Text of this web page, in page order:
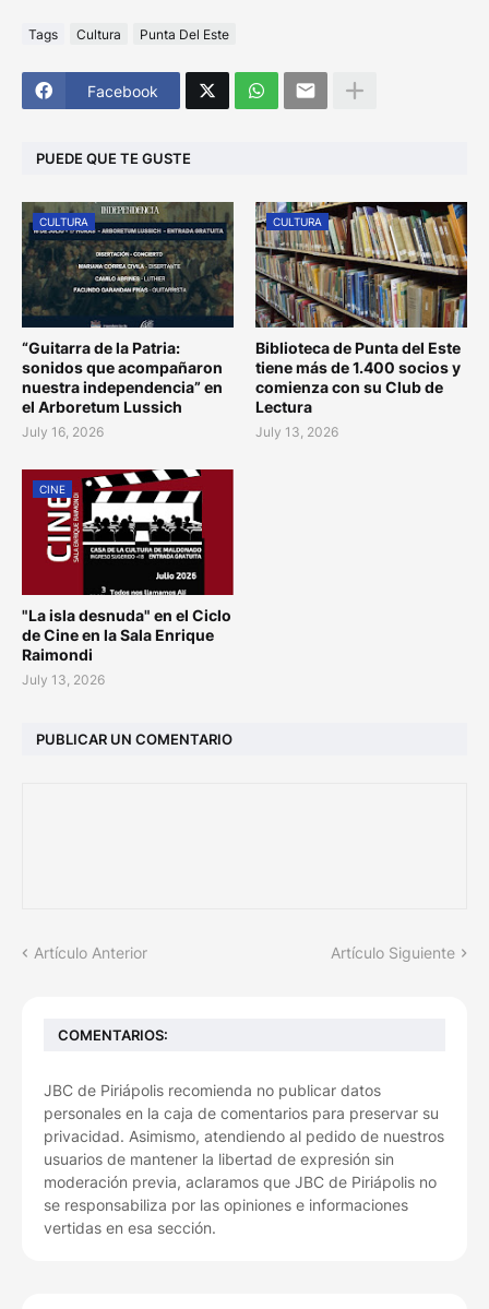
Tags Cultura Punta Del Este
Facebook
PUEDE QUE TE GUSTE
CULTURA
“Guitarra de la Patria:
sonidos que acompañaron
nuestra independencia” en
el Arboretum Lussich
July 16, 2026
CULTURA
Biblioteca de Punta del Este
tiene más de 1.400 socios y
comienza con su Club de
Lectura
July 13, 2026
CINE
"La isla desnuda" en el Ciclo
de Cine en la Sala Enrique
Raimondi
July 13, 2026
PUBLICAR UN COMENTARIO
Artículo Anterior Artículo Siguiente
COMENTARIOS:
JBC de Piriápolis recomienda no publicar datos
personales en la caja de comentarios para preservar su
privacidad. Asimismo, atendiendo al pedido de nuestros
usuarios de mantener la libertad de expresión sin
moderación previa, aclaramos que JBC de Piriápolis no
se responsabiliza por las opiniones e informaciones
vertidas en esa sección.